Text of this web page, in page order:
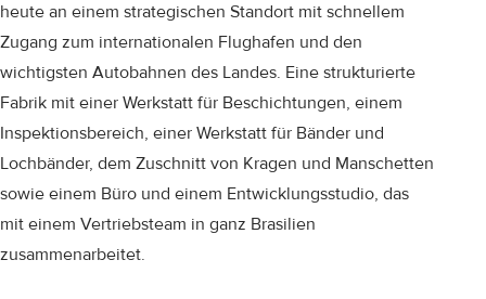
heute an einem strategischen Standort mit schnellem
Zugang zum internationalen Flughafen und den
wichtigsten Autobahnen des Landes. Eine strukturierte
Fabrik mit einer Werkstatt für Beschichtungen, einem
Inspektionsbereich, einer Werkstatt für Bänder und
Lochbänder, dem Zuschnitt von Kragen und Manschetten
sowie einem Büro und einem Entwicklungsstudio, das
mit einem Vertriebsteam in ganz Brasilien
zusammenarbeitet.